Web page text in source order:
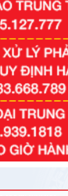
NĐ-CP của
quốc gia giai
bố danh
bổ sung
chọn nhà
chính và Ban
CP
NĐ-CP của
biện pháp để
thương